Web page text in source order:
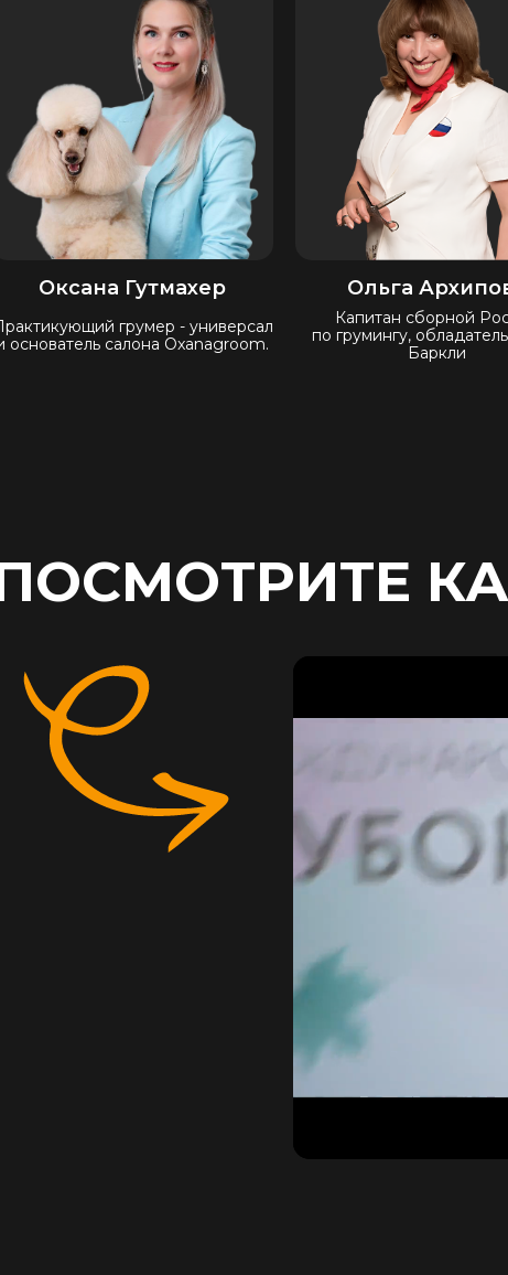
Ольга
Капитан сборной
по грумингу,
Баркли
Оксана Гутмахер
грумер - универсал
основатель салона Oxanagroom.